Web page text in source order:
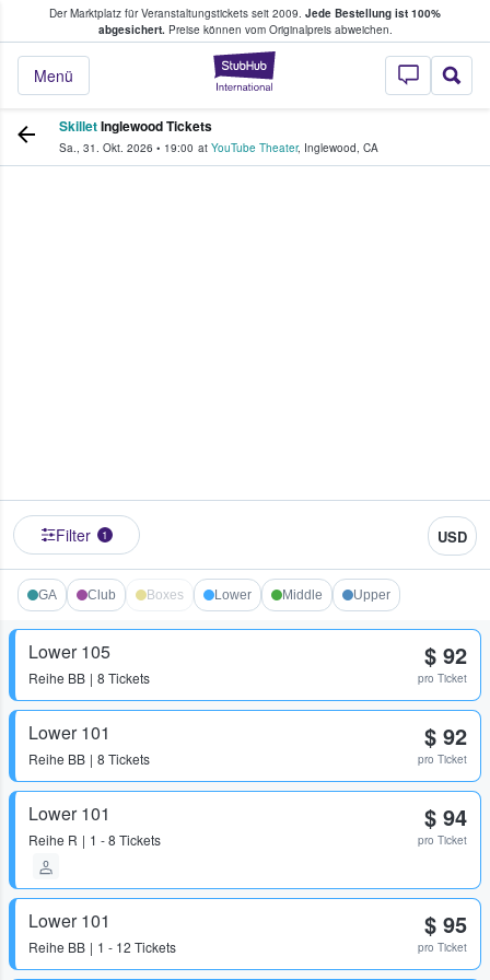
Der Marktplatz für Veranstaltungstickets seit 2009. Jede Bestellung ist 100%
abgesichert.Preise können vom Originalpreis abweichen.
StubHub - Wo
Menü
Tickets kaufen & verkaufen
SkilletInglewood Tickets
Sa., 31. Okt. 2026 • 19:00 at YouTube Theater, Inglewood, CA
Filter 1 USD
GA Club Boxes Lower Middle Upper
Lower 105
Reihe BB 8 Tickets
$ 92
pro Ticket
Lower 101
Reihe BB 8 Tickets
$ 92
pro Ticket
Lower 101
Reihe R 1 - 8 Tickets
$ 94
pro Ticket
Lower 101
Reihe BB 1 - 12 Tickets
$ 95
pro Ticket